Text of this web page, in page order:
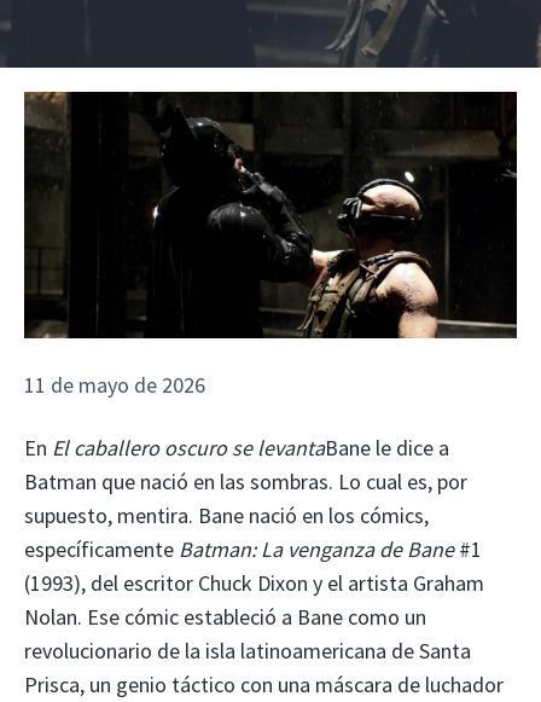
11 de mayo de 2026
En El caballero oscuro se levantaBane le dice a
Batman que nació en las sombras. Lo cual es, por
supuesto, mentira. Bane nació en los cómics,
específicamente Batman: La venganza de Bane#1
(1993), del escritor Chuck Dixon y el artista Graham
Nolan. Ese cómic estableció a Bane como un
revolucionario de la isla latinoamericana de Santa
Prisca, un genio táctico con una máscara de luchador